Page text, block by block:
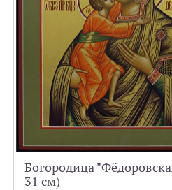
Богородица
31 см)